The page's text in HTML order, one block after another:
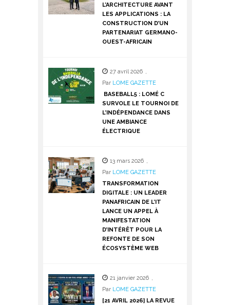
L’ARCHITECTURE AVANT
LES APPLICATIONS : LA
CONSTRUCTION D’UN
PARTENARIAT GERMANO-
OUEST-AFRICAIN
27 avril 2026 ,
Par LOME GAZETTE
BASEBALL5 : LOMÉ C
SURVOLE LE TOURNOI DE
L’INDÉPENDANCE DANS
UNE AMBIANCE
ÉLECTRIQUE
13 mars 2026 ,
Par LOME GAZETTE
TRANSFORMATION
DIGITALE : UN LEADER
PANAFRICAIN DE L’IT
LANCE UN APPEL À
MANIFESTATION
D’INTÉRÊT POUR LA
REFONTE DE SON
ÉCOSYSTÈME WEB
21 janvier 2026 ,
Par LOME GAZETTE
[21 AVRIL 2026] LA REVUE